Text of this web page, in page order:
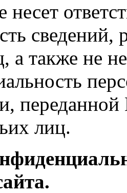
несет
а также не
переданной
лиц.